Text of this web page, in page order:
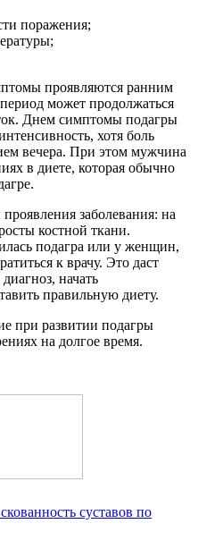
поражения;
проявляются ранним
может продолжаться
Днем симптомы подагры
хотя боль
вечера. При этом мужчина
в диете, которая обычно
заболевания: на
костной ткани.
подагра или у женщин,
к врачу. Это даст
начать
правильную диету.
при развитии подагры
на долгое время.
суставов по